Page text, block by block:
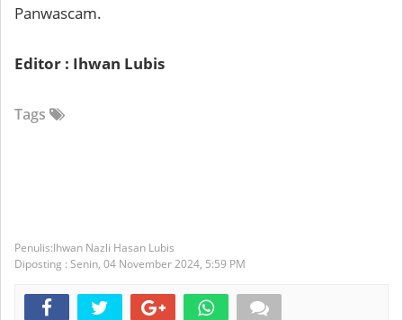
Panwascam.
Editor : Ihwan Lubis
Tags
Ihwan Nazli Hasan Lubis
Diposting : Senin, 04 November 2024, 5:59 PM